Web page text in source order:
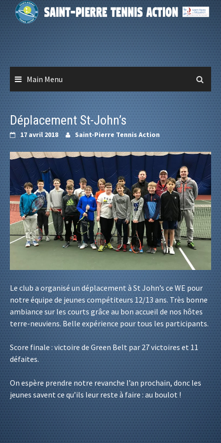
Main Menu
Déplacement St-John’s
17 avril 2018 Saint-Pierre Tennis Action
Le club a organisé un déplacement à St John’s ce WE pour
notre équipe de jeunes compétiteurs 12/13 ans. Très bonne
ambiance sur les courts grâce au bon accueil de nos hôtes
terre-neuviens. Belle expérience pour tous les participants.
Score finale : victoire de Green Belt par 27 victoires et 11
défaites.
On espère prendre notre revanche l’an prochain, donc les
jeunes savent ce qu’ils leur reste à faire : au boulot !